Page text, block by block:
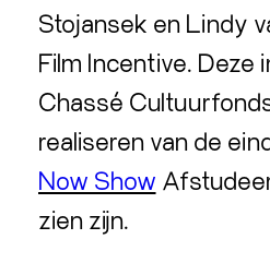
Stojansek en Lindy
Film Incentive.
Chassé
realiseren van de
Now Show
zien zijn.